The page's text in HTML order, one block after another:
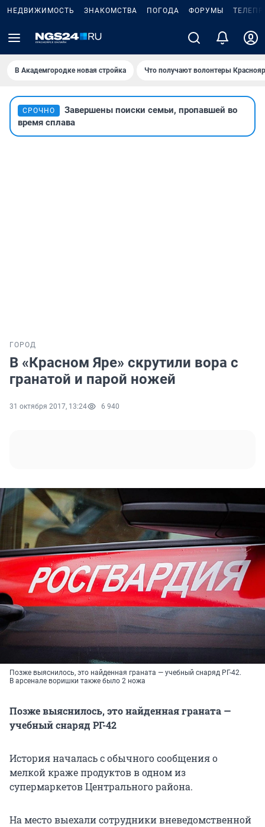
НЕДВИЖИМОСТЬ ЗНАКОМСТВА ПОГОДА ФОРУМЫ
В Академгородке новая стройка Что получают волонтеры
СРОЧНО
Завершены поиски семьи, пропавшей во
время сплава
ГОРОД
В «Красном Яре» скрутили вора с
гранатой и парой ножей
31 октября 2017, 13:24 6 940
Позже выяснилось, это найденная граната — учебный снаряд РГ-42.
В арсенале воришки также было 2 ножа
Позже выяснилось, это найденная граната —
учебный снаряд РГ-42
История началась с обычного сообщения о
мелкой краже продуктов в одном из
супермаркетов Центрального района.
На место выехали сотрудники вневедомственной